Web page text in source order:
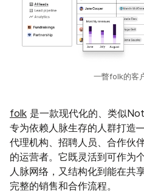
一瞥folk的客
folk 是一款现代化的、类似
专为依赖人脉生存的人群打造
代理机构、招聘人员、合作伙
的运营者。它既灵活到可作为
人脉网络，又结构化到能在共
完整的销售和合作流程。